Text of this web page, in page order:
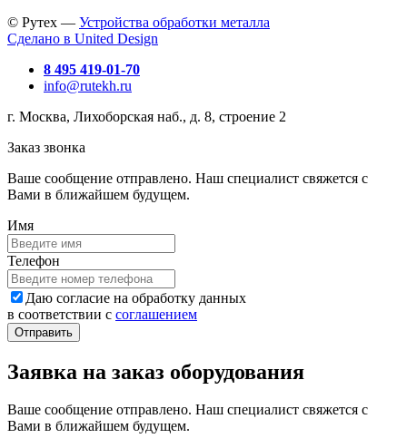
© Рутех — Устройства обработки металла
Сделано в United Design
8 495 419-01-70
info@rutekh.ru
г. Москва, Лихоборская наб., д. 8, строение 2
Заказ звонка
Ваше сообщение отправлено. Наш специалист свяжется с
Вами в ближайшем будущем.
Имя
Телефон
Даю согласие на обработку данных
в соответствии с соглашением
Заявка на заказ оборудования
Ваше сообщение отправлено. Наш специалист свяжется с
Вами в ближайшем будущем.